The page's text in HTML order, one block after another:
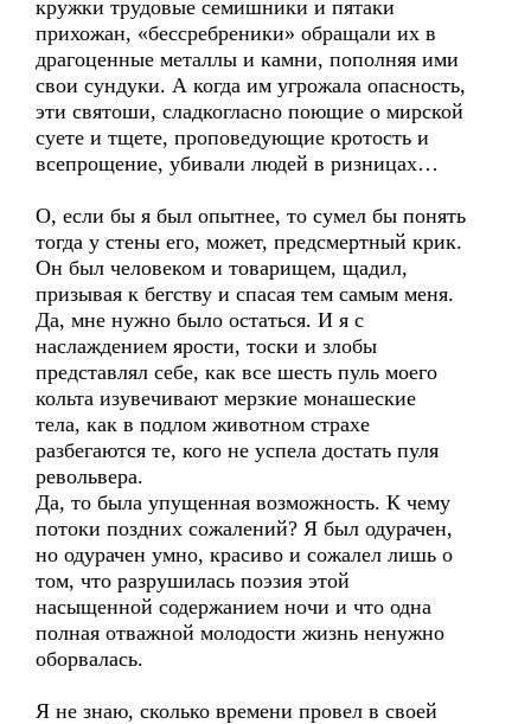
кружки трудовые семишники и пятаки
прихожан, «бессребреники» обращали их в
драгоценные металлы и камни, пополняя ими
свои сундуки. А когда им угрожала опасность,
эти святоши, сладкогласно поющие о мирской
суете и тщете, проповедующие кротость и
всепрощение, убивали людей в ризницах…
О, если бы я был опытнее, то сумел бы понять
тогда у стены его, может, предсмертный крик.
Он был человеком и товарищем, щадил,
призывая к бегству и спасая тем самым меня.
Да, мне нужно было остаться. И я с
наслаждением ярости, тоски и злобы
представлял себе, как все шесть пуль моего
кольта изувечивают мерзкие монашеские
тела, как в подлом животном страхе
разбегаются те, кого не успела достать пуля
револьвера.
Да, то была упущенная возможность. К чему
потоки поздних сожалений? Я был одурачен,
но одурачен умно, красиво и сожалел лишь о
том, что разрушилась поэзия этой
насыщенной содержанием ночи и что одна
полная отважной молодости жизнь ненужно
оборвалась.
Я не знаю, сколько времени провел в своей